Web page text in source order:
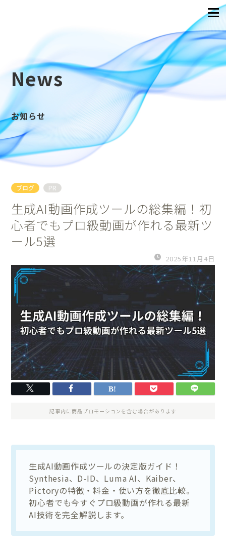
News
お知らせ
ブログ PR
生成AI動画作成ツールの総集編！初
心者でもプロ級動画が作れる最新ツ
ール5選
2025年11月4日
記事内に商品プロモーションを含む場合があります
生成AI動画作成ツールの決定版ガイド！
Synthesia、D-ID、Luma AI、Kaiber、
Pictoryの特徴・料金・使い方を徹底比較。
初心者でも今すぐプロ級動画が作れる最新
AI技術を完全解説します。